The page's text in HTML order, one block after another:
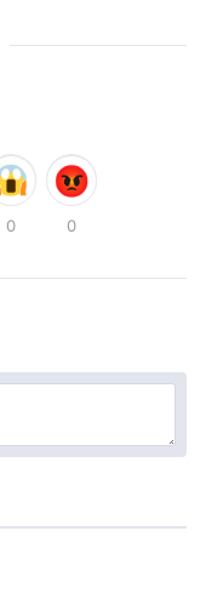
0 0